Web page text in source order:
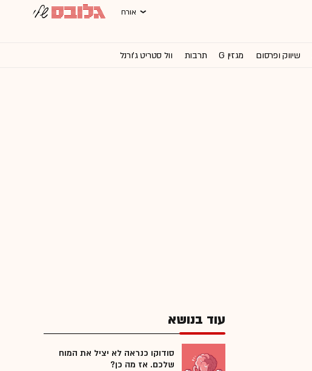
אורח
שיווק ופרסום מגזין G תרבות וול סטריט ג'ורנל
עוד בנושא
סודוקו כנראה לא יציל את המוח
שלכם. אז מה כן?